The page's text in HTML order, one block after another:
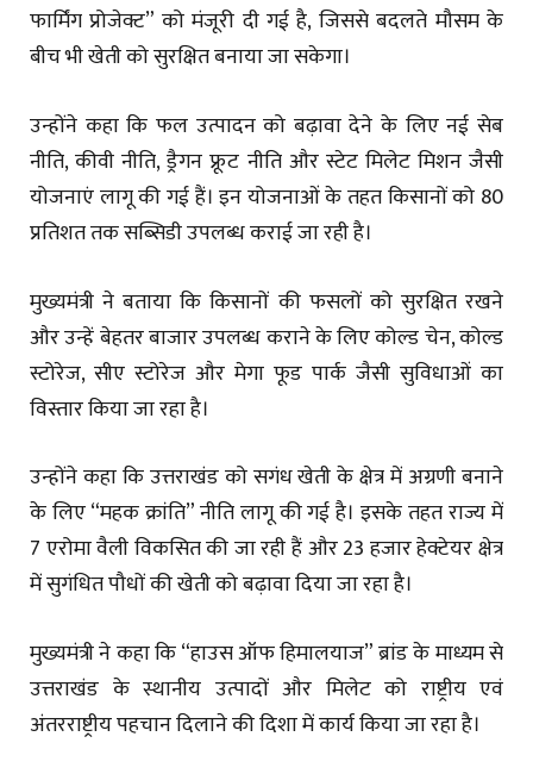
फार्मिंग प्रोजेक्ट” को मंजूरी दी गई है, जिससे बदलते मौसम के
बीच भी खेती को सुरक्षित बनाया जा सकेगा।
उन्होंने कहा कि फल उत्पादन को बढ़ावा देने के लिए नई सेब
नीति, कीवी नीति, ड्रैगन फ्रूट नीति और स्टेट मिलेट मिशन जैसी
योजनाएं लागू की गई हैं। इन योजनाओं के तहत किसानों को 80
प्रतिशत तक सब्सिडी उपलब्ध कराई जा रही है।
मुख्यमंत्री ने बताया कि किसानों की फसलों को सुरक्षित रखने
और उन्हें बेहतर बाजार उपलब्ध कराने के लिए कोल्ड चेन, कोल्ड
स्टोरेज, सीए स्टोरेज और मेगा फूड पार्क जैसी सुविधाओं का
विस्तार किया जा रहा है।
उन्होंने कहा कि उत्तराखंड को सगंध खेती के क्षेत्र में अग्रणी बनाने
के लिए “महक क्रांति” नीति लागू की गई है। इसके तहत राज्य में
7 एरोमा वैली विकसित की जा रही हैं और 23 हजार हेक्टेयर क्षेत्र
में सुगंधित पौधों की खेती को बढ़ावा दिया जा रहा है।
मुख्यमंत्री ने कहा कि “हाउस ऑफ हिमालयाज” ब्रांड के माध्यम से
उत्तराखंड के स्थानीय उत्पादों और मिलेट को राष्ट्रीय एवं
अंतरराष्ट्रीय पहचान दिलाने की दिशा में कार्य किया जा रहा है।